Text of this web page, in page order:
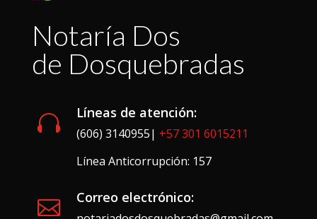
Notaría Dos
de Dosquebradas
 Líneas de atención:
(606) 3140955| +57 301 6015211
Línea Anticorrupción: 157
 Correo electrónico: